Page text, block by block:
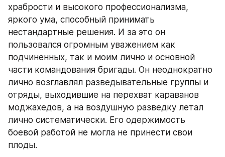
храбрости и высокого профессионализма,
яркого ума, способный принимать
нестандартные решения. И за это он
пользовался огромным уважением как
подчиненных, так и моим лично и основной
части командования бригады. Он неоднократно
лично возглавлял разведывательные группы и
отряды, выходившие на перехват караванов
моджахедов, а на воздушную разведку летал
лично систематически. Его одержимость
боевой работой не могла не принести свои
плоды.